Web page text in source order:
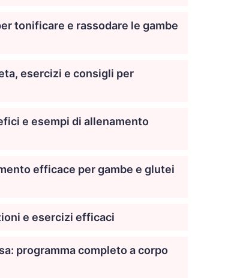
tonificare e rassodare le gambe
esercizi e consigli per
e esempi di allenamento
efficace per gambe e glutei
e esercizi efficaci
programma completo a corpo